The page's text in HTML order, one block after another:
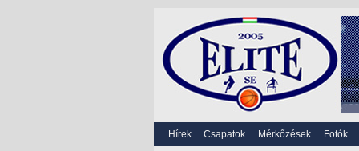
Hírek Csapatok Mérkőzések Fotók